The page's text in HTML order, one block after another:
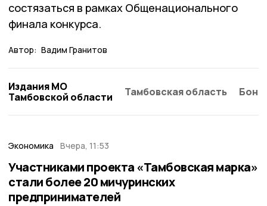
состязаться в рамках Общенационального
финала конкурса.
Автор: Вадим Гранитов
Издания МО
Тамбовской области
Тамбовская область
Экономика Вчера, 11:53
Участниками проекта «Тамбовская марка»
стали более 20 мичуринских
предпринимателей